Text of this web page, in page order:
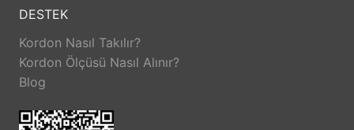
DESTEK
Kordon Nasıl Takılır?
Kordon Ölçüsü Nasıl Alınır?
Blog